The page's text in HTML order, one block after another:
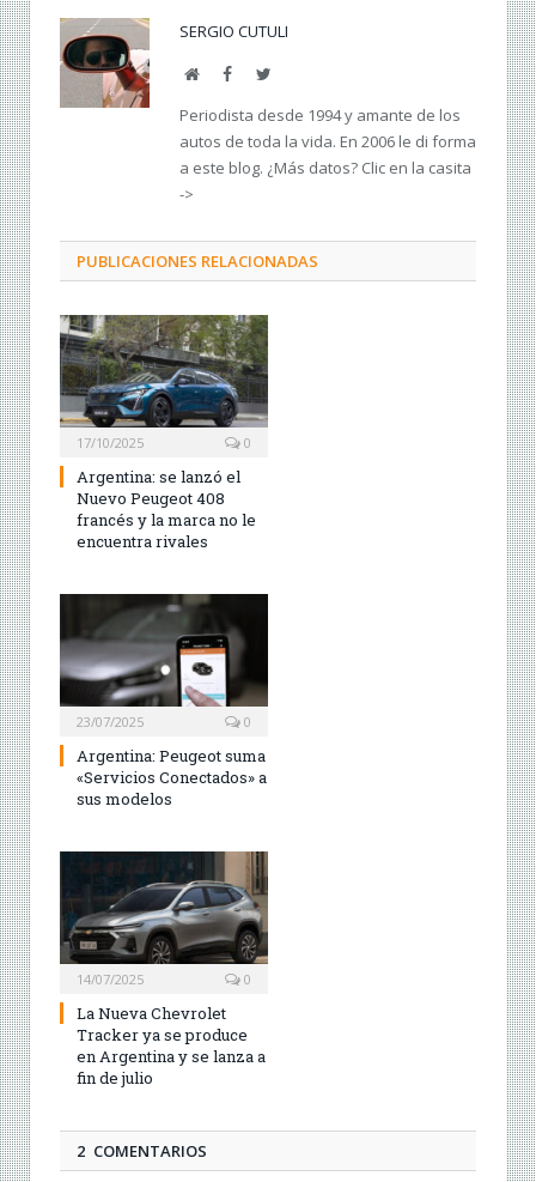
SERGIO CUTULI
Web FacebookTwitter
Periodista desde 1994 y amante de los
autos de toda la vida. En 2006 le di forma
a este blog. ¿Más datos? Clic en la casita
->
PUBLICACIONES RELACIONADAS
17/10/2025 0
Argentina: se lanzó el
Nuevo Peugeot 408
francés y la marca no le
encuentra rivales
23/07/2025 0
Argentina: Peugeot suma
«Servicios Conectados» a
sus modelos
14/07/2025 0
La Nueva Chevrolet
Tracker ya se produce
en Argentina y se lanza a
fin de julio
2 COMENTARIOS